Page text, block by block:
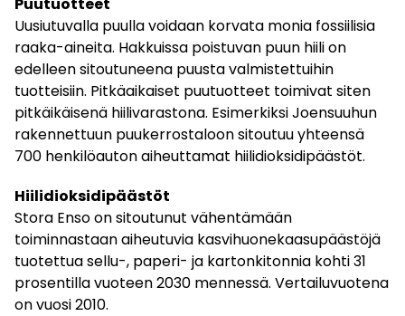
Uusiutuvalla puulla voidaan korvata monia fossiilisia
raaka-aineita. Hakkuissa poistuvan puun hiili on
edelleen sitoutuneena puusta valmistettuihin
tuotteisiin. Pitkäaikaiset puutuotteet toimivat siten
pitkäikäisenä hiilivarastona. Esimerkiksi Joensuuhun
rakennettuun puukerrostaloon sitoutuu yhteensä
700 henkilöauton aiheuttamat hiilidioksidipäästöt.
Hiilidioksidipäästöt
Stora Enso on sitoutunut vähentämään
toiminnastaan aiheutuvia kasvihuonekaasupäästöjä
tuotettua sellu-, paperi- ja kartonkitonnia kohti 31
prosentilla vuoteen 2030 mennessä. Vertailuvuotena
on vuosi 2010.